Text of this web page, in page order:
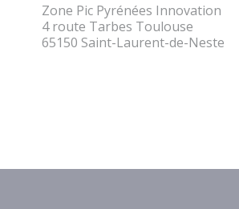
Zone Pic Pyrénées Innovation
4 route Tarbes Toulouse
65150 Saint-Laurent-de-Neste